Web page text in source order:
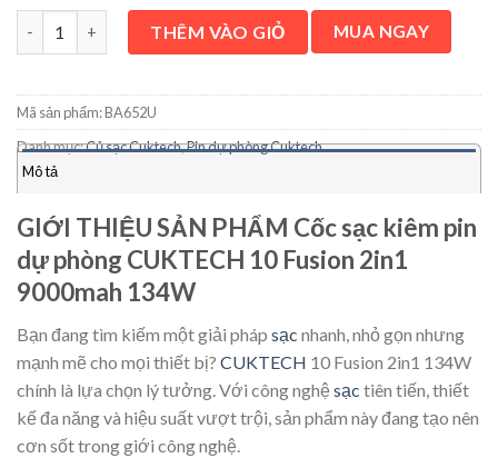
Max 90W
Bảo hành 18 tháng.
Cốc sạc kiêm pin dự phòng CUKTECH 10 Fusion 2in1 9000mAh
THÊM VÀO GIỎ MUA NGAY
Mã sản phẩm:BA652U
Danh mục:Củ sạc Cuktech,Pin dự phòng Cuktech
Mô tả
GIỚI THIỆU SẢN PHẨM Cốc sạc kiêm pin
dự phòng CUKTECH 10 Fusion 2in1
9000mah 134W
Bạn đang tìm kiếm một giải pháp sạc nhanh, nhỏ gọn nhưng
mạnh mẽ cho mọi thiết bị? CUKTECH 10 Fusion 2in1 134W
chính là lựa chọn lý tưởng. Với công nghệ sạc tiên tiến, thiết
kế đa năng và hiệu suất vượt trội, sản phẩm này đang tạo nên
cơn sốt trong giới công nghệ.